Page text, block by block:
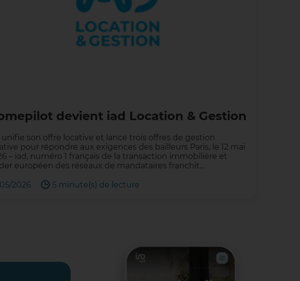
devient iad Location & Gestion
unifie son offre locative et lance trois offres de gestion
pour répondre aux exigences des bailleurs Paris, le 12 mai
– iad, numéro 1 français de la transaction immobilière et
européen des réseaux de mandataires franchit…
2026 5 minute(s) de lecture